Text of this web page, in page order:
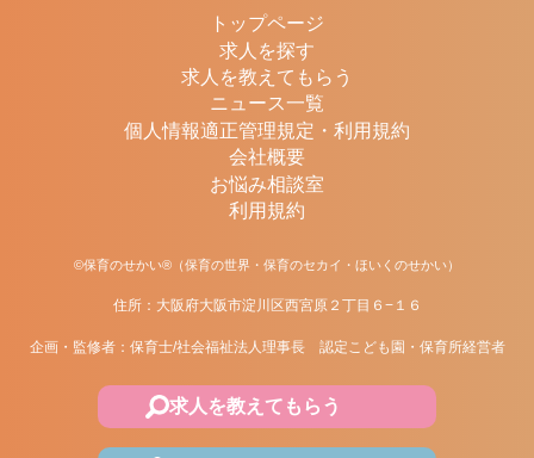
トップページ
求人を探す
求人を教えてもらう
ニュース一覧
個人情報適正管理規定・利用規約
会社概要
お悩み相談室
利用規約
©保育のせかい®（保育の世界・保育のセカイ・ほいくのせかい）
住所：大阪府大阪市淀川区西宮原２丁目６−１６
企画・監修者：保育士/社会福祉法人理事長 認定こども園・保育所経営者
求人を教えてもらう